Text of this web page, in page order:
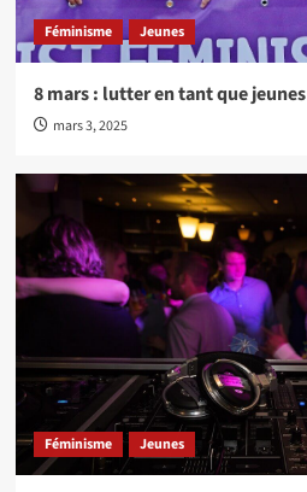
Féminisme Jeunes
8 mars : lutter en tant que jeunes
mars 3, 2025
Féminisme Jeunes